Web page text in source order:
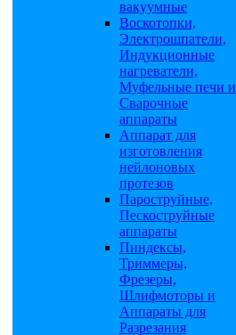
вакуумные
Воскотопки,
Электрошпатели,
Индукционные
нагреватели,
Муфельные печи и
Сварочные
аппараты
Аппарат для
изготовления
нейлоновых
протезов
Пароструйные,
Пескоструйные
аппараты
Пиндексы,
Триммеры,
Фрезеры,
Шлифмоторы и
Аппараты для
Разрезания